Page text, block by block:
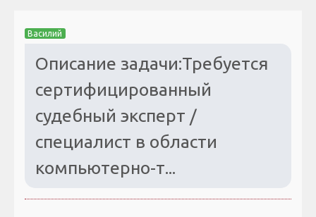
Василий
Описание задачи:Требуется
сертифицированный
судебный эксперт /
специалист в области
компьютерно-т...